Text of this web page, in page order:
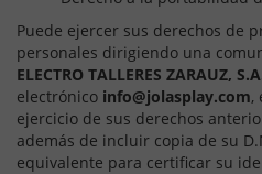
Puede ejercer sus derechos de
personales dirigiendo una
ELECTRO TALLERES ZARAUZ,
electrónico info@jolasplay.com,
ejercicio de sus derechos
además de incluir copia de su
equivalente para certificar su